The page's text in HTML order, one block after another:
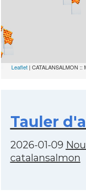
Leaflet | CATALANSALMON ::
Tauler
2026-01-09
catalansalmon